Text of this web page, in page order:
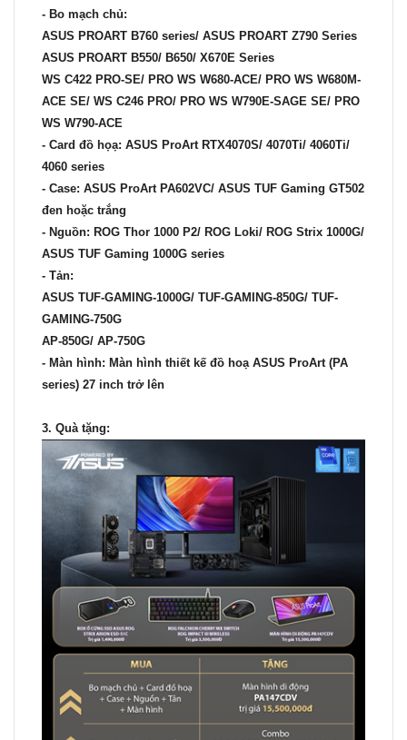
- Bo mạch chủ:
ASUS PROART B760 series/ ASUS PROART Z790 Series
ASUS PROART B550/ B650/ X670E Series
WS C422 PRO-SE/ PRO WS W680-ACE/ PRO WS W680M-
ACE SE/ WS C246 PRO/ PRO WS W790E-SAGE SE/ PRO
WS W790-ACE
- Card đồ họạ: ASUS ProArt RTX4070S/ 4070Ti/ 4060Ti/
4060 series
- Case: ASUS ProArt PA602VC/ ASUS TUF Gaming GT502
đen hoặc trắng
- Nguồn: ROG Thor 1000 P2/ ROG Loki/ ROG Strix 1000G/
ASUS TUF Gaming 1000G series
- Tản:
ASUS TUF-GAMING-1000G/ TUF-GAMING-850G/ TUF-
GAMING-750G
AP-850G/ AP-750G
- Màn hình: Màn hình thiết kế đồ hoạ ASUS ProArt (PA
series) 27 inch trở lên
3. Quà tặng: